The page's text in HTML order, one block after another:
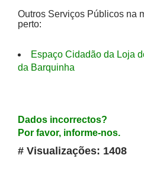
Outros Serviços Públicos na
perto:
Espaço Cidadão da Loja
da Barquinha
Dados incorrectos?
Por favor, informe-nos.
# Visualizações: 1408